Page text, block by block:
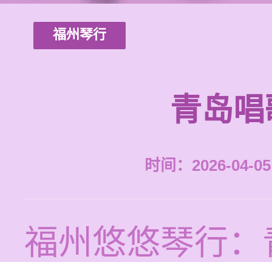
福州琴行
青岛
时间：2026-04-
福州悠悠琴行